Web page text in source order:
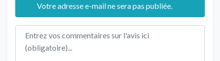
Votre adresse e-mail ne sera pas publiée.
Texte de l'avis